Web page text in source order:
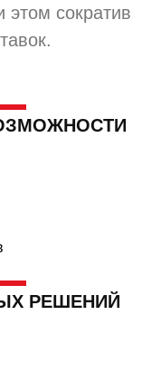
этом сократив
РЕШЕНИЙ